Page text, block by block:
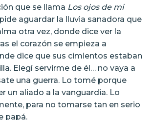
que se llama Los ojos de mi
aguardar la lluvia sanadora que
otra vez, donde dice ver la
el corazón se empieza a
dice que sus cimientos estaban
Elegí servirme de él… no vaya a
una guerra. Lo tomé porque
un aliado a la vanguardia. Lo
para no tomarse tan en serio
papá.